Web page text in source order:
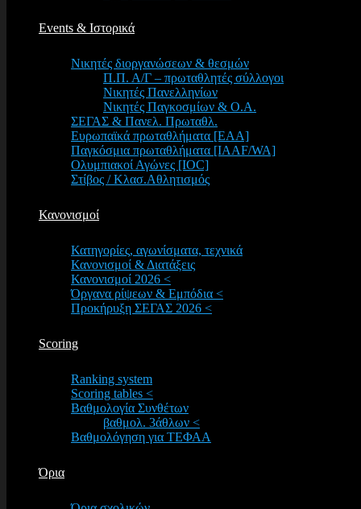
Events & Ιστορικά
Νικητές διοργανώσεων & θεσμών
Π.Π. Α/Γ – πρωταθλητές σύλλογοι
Νικητές Πανελληνίων
Νικητές Παγκοσμίων & Ο.Α.
ΣΕΓΑΣ & Πανελ. Πρωταθλ.
Ευρωπαϊκά πρωταθλήματα [EAA]
Παγκόσμια πρωταθλήματα [IAAF/WA]
Ολυμπιακοί Αγώνες [IOC]
Στίβος / Κλασ.Αθλητισμός
Κανονισμοί
Κατηγορίες, αγωνίσματα, τεχνικά
Κανονισμοί & Διατάξεις
Κανονισμοί 2026 <
Όργανα ρίψεων & Εμπόδια <
Προκήρυξη ΣΕΓΑΣ 2026 <
Scoring
Ranking system
Scoring tables <
Βαθμολογία Συνθέτων
βαθμολ. 3άθλων <
Βαθμολόγηση για ΤΕΦΑΑ
Όρια